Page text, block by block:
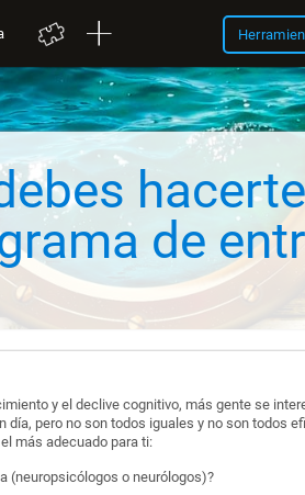
de
y el declive cognitivo, más gente se
pero no son todos iguales y no son todos
más adecuado para ti:
(neuropsicólogos o neurólogos)?